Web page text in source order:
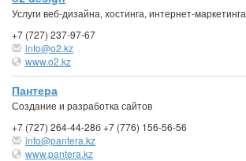
Услуги веб-дизайна, хостинга, интернет-маркетинга
+7 (727) 237-97-67
info@o2.kz
www.o2.kz
Пантера
Создание и разработка сайтов
+7 (727) 264-44-28б +7 (776) 156-56-56
info@pantera.kz
www.pantera.kz